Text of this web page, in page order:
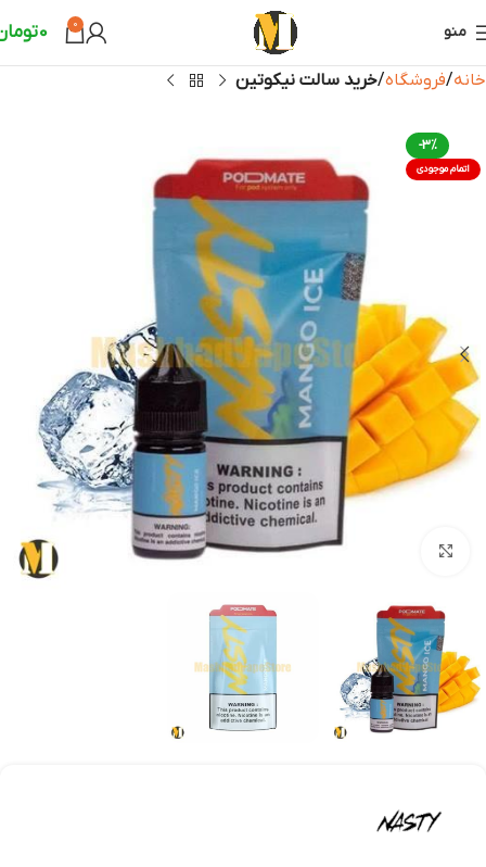
منو 0
0
خانه فروشگاه خرید سالت نیکوتین
-3%
اتمام موجودی
بزرگنمایی تصویر